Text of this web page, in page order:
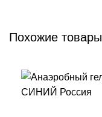
Похожие товары